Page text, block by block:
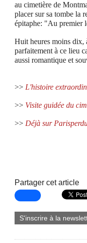
au cimetière de
placer sur sa tombe la
épitaphe: "Au premier
Huit heures moins dix,
parfaitement à ce lieu
aussi romantique et
>> L'histoire
>> Visite guidée du
>> Déjà sur
Partager cet article
S'inscrire à la